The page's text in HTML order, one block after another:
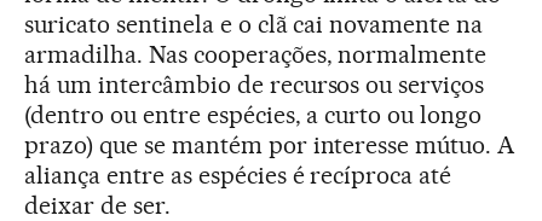
suricato sentinela e o clã cai novamente na
armadilha. Nas cooperações, normalmente
há um intercâmbio de recursos ou serviços
(dentro ou entre espécies, a curto ou longo
prazo) que se mantém por interesse mútuo. A
aliança entre as espécies é recíproca até
deixar de ser.